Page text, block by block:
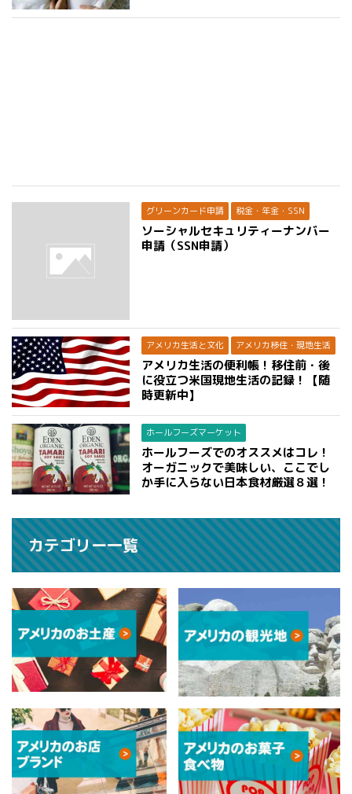
グリーンカード申請 税金・年金・SSN
ソーシャルセキュリティーナンバー
申請（SSN申請）
アメリカ生活と文化 アメリカ移住・現地生活
アメリカ生活の便利帳！移住前・後
に役立つ米国現地生活の記録！【随
時更新中】
ホールフーズマーケット
ホールフーズでのオススメはコレ！
オーガニックで美味しい、ここでし
か手に入らない日本食材厳選８選！
カテゴリー一覧